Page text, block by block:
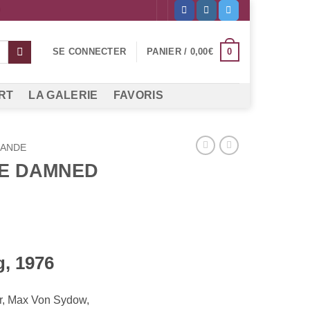
SE CONNECTER PANIER / 0,00€ 0
LA GALERIE FAVORIS
DAMNED
1976
Max Von Sydow,